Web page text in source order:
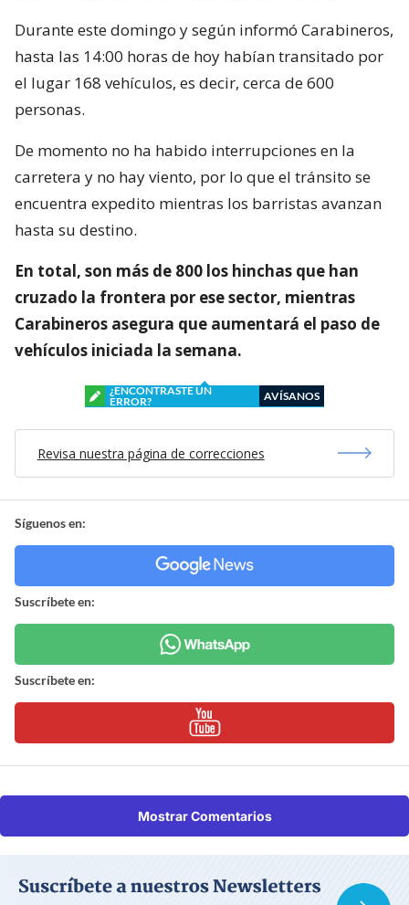
Durante este domingo y según informó Carabineros,
hasta las 14:00 horas de hoy habían transitado por
el lugar 168 vehículos, es decir, cerca de 600
personas.
De momento no ha habido interrupciones en la
carretera y no hay viento, por lo que el tránsito se
encuentra expedito mientras los barristas avanzan
hasta su destino.
En total, son más de 800 los hinchas que han
cruzado la frontera por ese sector, mientras
Carabineros asegura que aumentará el paso de
vehículos iniciada la semana.
¿ENCONTRASTE UN
ERROR?
AVÍSANOS
Revisa nuestra página de correcciones
Síguenos en:
Suscríbete en:
Suscríbete en:
Mostrar Comentarios